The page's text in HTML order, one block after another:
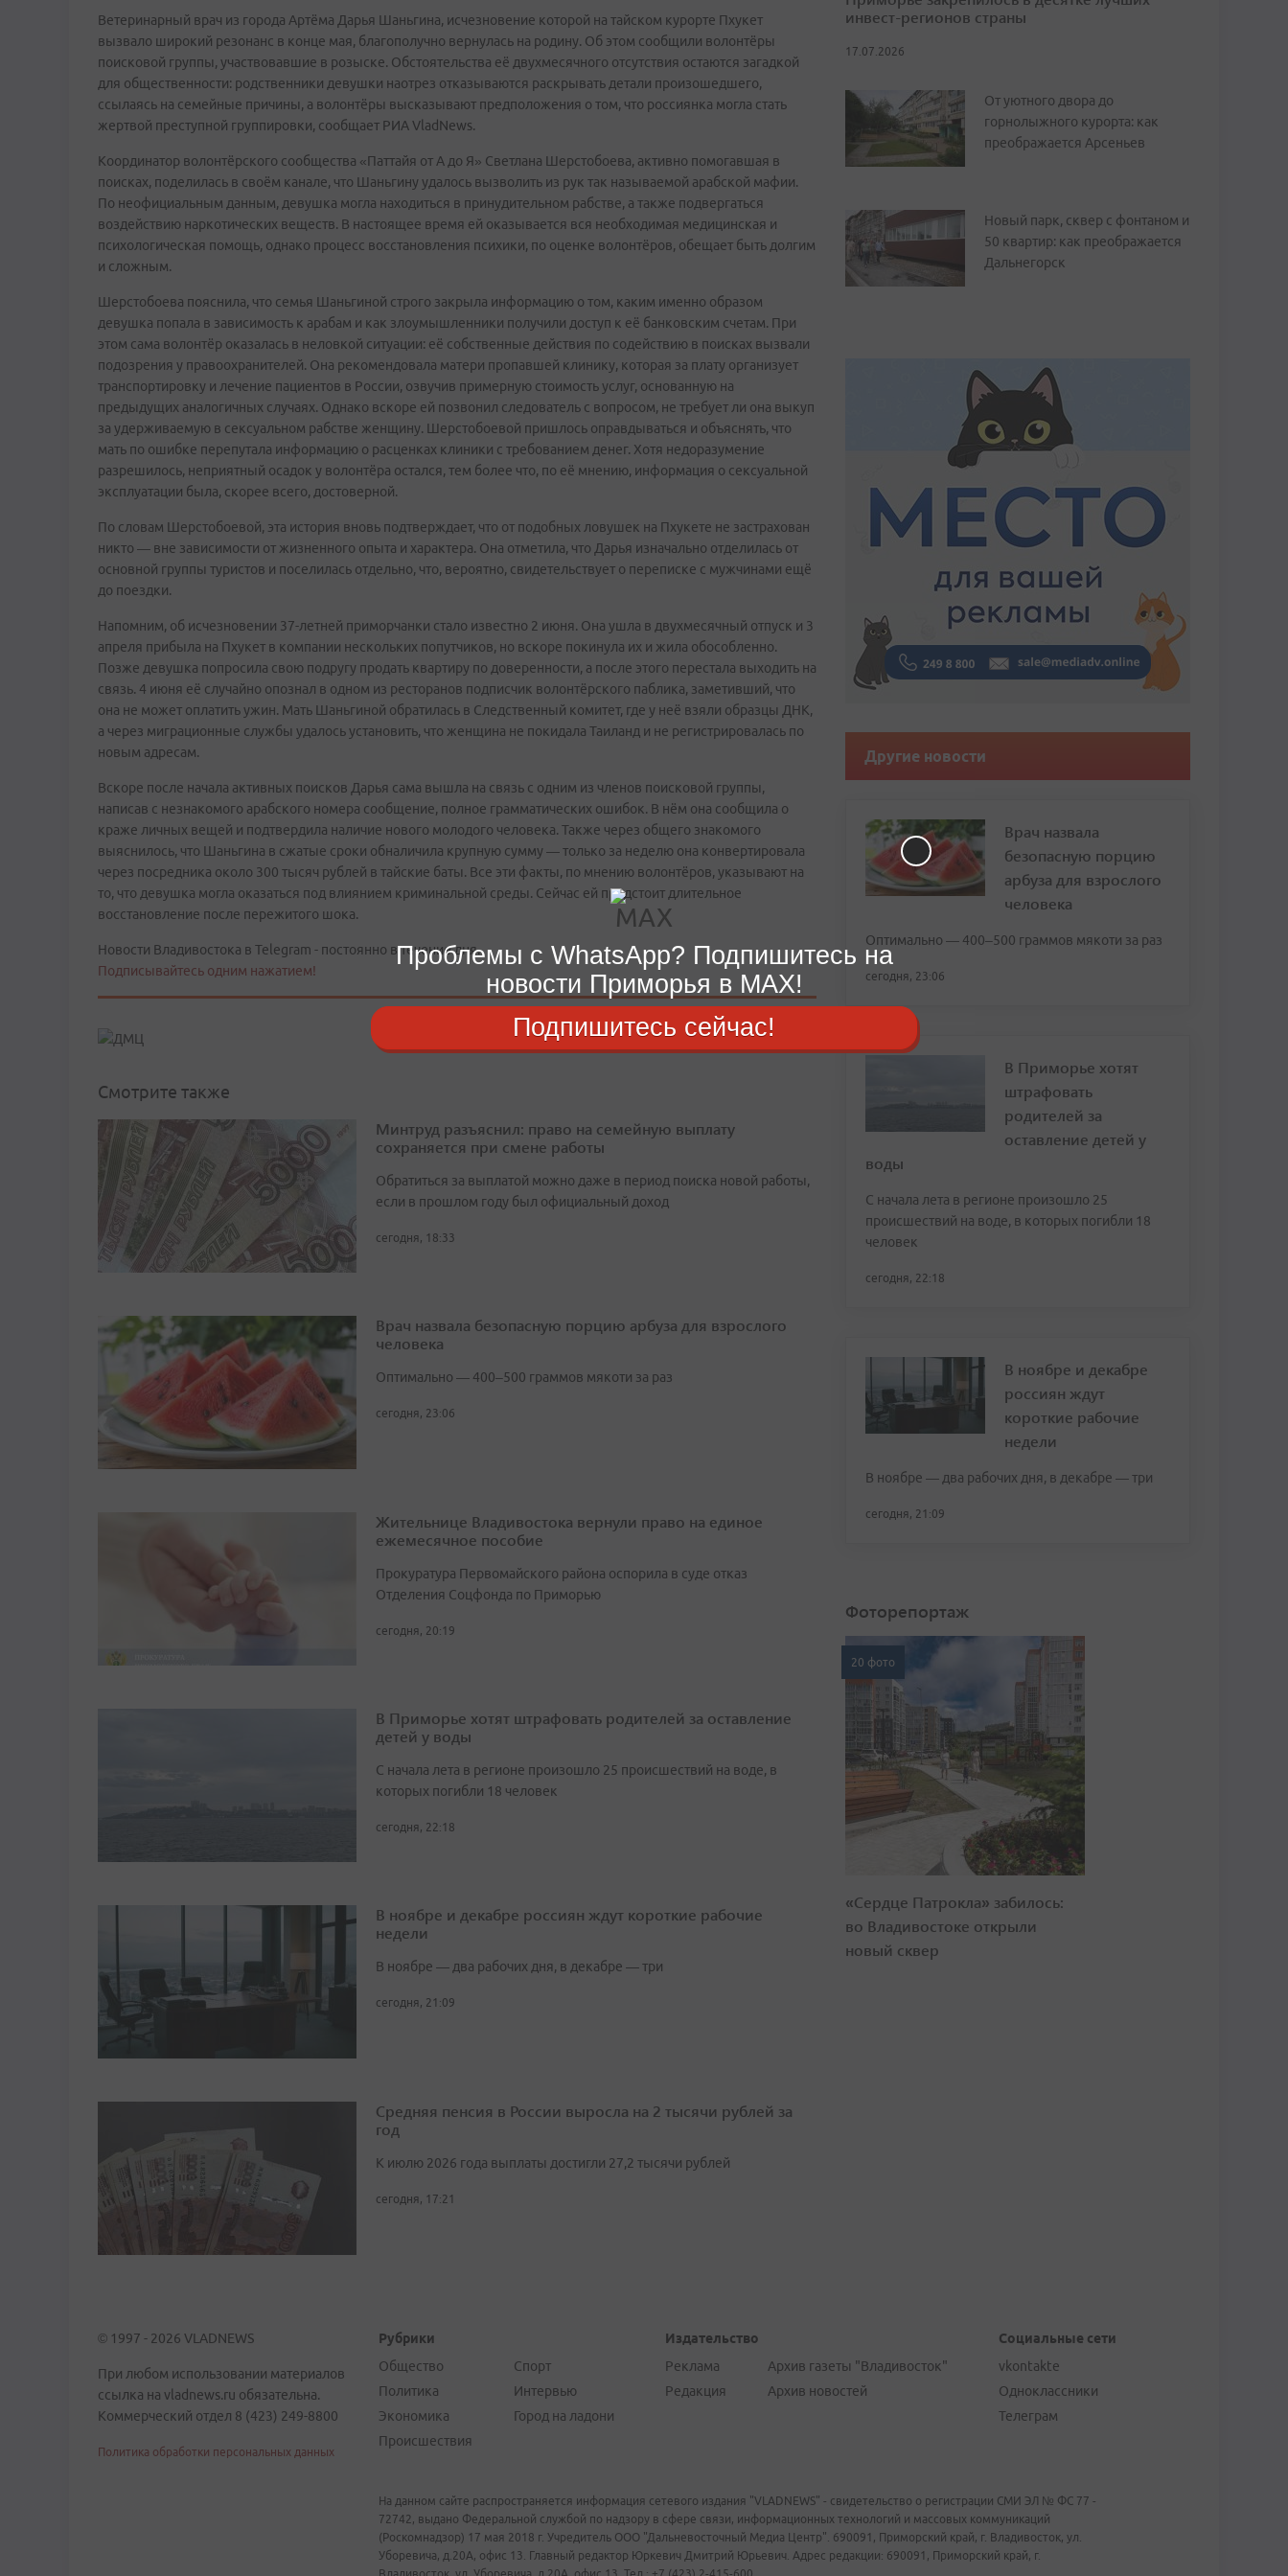
Ветеринарный врач из города Артёма Дарья Шаньгина, исчезновение которой на тайском курорте Пхукет
вызвало широкий резонанс в конце мая, благополучно вернулась на родину. Об этом сообщили волонтёры
поисковой группы, участвовавшие в розыске. Обстоятельства её двухмесячного отсутствия остаются загадкой
для общественности: родственники девушки наотрез отказываются раскрывать детали произошедшего,
ссылаясь на семейные причины, а волонтёры высказывают предположения о том, что россиянка могла стать
жертвой преступной группировки, сообщает РИА VladNews.
Координатор волонтёрского сообщества «Паттайя от А до Я» Светлана Шерстобоева, активно помогавшая в
поисках, поделилась в своём канале, что Шаньгину удалось вызволить из рук так называемой арабской мафии.
По неофициальным данным, девушка могла находиться в принудительном рабстве, а также подвергаться
воздействию наркотических веществ. В настоящее время ей оказывается вся необходимая медицинская и
психологическая помощь, однако процесс восстановления психики, по оценке волонтёров, обещает быть долгим
и сложным.
Шерстобоева пояснила, что семья Шаньгиной строго закрыла информацию о том, каким именно образом
девушка попала в зависимость к арабам и как злоумышленники получили доступ к её банковским счетам. При
этом сама волонтёр оказалась в неловкой ситуации: её собственные действия по содействию в поисках вызвали
подозрения у правоохранителей. Она рекомендовала матери пропавшей клинику, которая за плату организует
транспортировку и лечение пациентов в России, озвучив примерную стоимость услуг, основанную на
предыдущих аналогичных случаях. Однако вскоре ей позвонил следователь с вопросом, не требует ли она выкуп
за удерживаемую в сексуальном рабстве женщину. Шерстобоевой пришлось оправдываться и объяснять, что
мать по ошибке перепутала информацию о расценках клиники с требованием денег. Хотя недоразумение
разрешилось, неприятный осадок у волонтёра остался, тем более что, по её мнению, информация о сексуальной
эксплуатации была, скорее всего, достоверной.
По словам Шерстобоевой, эта история вновь подтверждает, что от подобных ловушек на Пхукете не застрахован
никто — вне зависимости от жизненного опыта и характера. Она отметила, что Дарья изначально отделилась от
основной группы туристов и поселилась отдельно, что, вероятно, свидетельствует о переписке с мужчинами ещё
до поездки.
Напомним, об исчезновении 37-летней приморчанки стало известно 2 июня. Она ушла в двухмесячный отпуск и 3
апреля прибыла на Пхукет в компании нескольких попутчиков, но вскоре покинула их и жила обособленно.
Позже девушка попросила свою подругу продать квартиру по доверенности, а после этого перестала выходить на
связь. 4 июня её случайно опознал в одном из ресторанов подписчик волонтёрского паблика, заметивший, что
она не может оплатить ужин. Мать Шаньгиной обратилась в Следственный комитет, где у неё взяли образцы ДНК,
а через миграционные службы удалось установить, что женщина не покидала Таиланд и не регистрировалась по
новым адресам.
Вскоре после начала активных поисков Дарья сама вышла на связь с одним из членов поисковой группы,
написав с незнакомого арабского номера сообщение, полное грамматических ошибок. В нём она сообщила о
краже личных вещей и подтвердила наличие нового молодого человека. Также через общего знакомого
выяснилось, что Шаньгина в сжатые сроки обналичила крупную сумму — только за неделю она конвертировала
через посредника около 300 тысяч рублей в тайские баты. Все эти факты, по мнению волонтёров, указывают на
то, что девушка могла оказаться под влиянием криминальной среды. Сейчас ей предстоит длительное
восстановление после пережитого шока.
Новости Владивостока в Telegram - постоянно в течение дня.
Подписывайтесь одним нажатием!
Смотрите также
Минтруд разъяснил: право на семейную выплату
сохраняется при смене работы
Обратиться за выплатой можно даже в период поиска новой работы,
если в прошлом году был официальный доход
сегодня, 18:33
Врач назвала безопасную порцию арбуза для взрослого
человека
Оптимально — 400–500 граммов мякоти за раз
сегодня, 23:06
Жительнице Владивостока вернули право на единое
ежемесячное пособие
Прокуратура Первомайского района оспорила в суде отказ
Отделения Соцфонда по Приморью
сегодня, 20:19
В Приморье хотят штрафовать родителей за оставление
детей у воды
С начала лета в регионе произошло 25 происшествий на воде, в
которых погибли 18 человек
сегодня, 22:18
В ноябре и декабре россиян ждут короткие рабочие
недели
В ноябре — два рабочих дня, в декабре — три
сегодня, 21:09
Средняя пенсия в России выросла на 2 тысячи рублей за
год
К июлю 2026 года выплаты достигли 27,2 тысячи рублей
сегодня, 17:21
инвест-регионов страны
17.07.2026
От уютного двора до
горнолыжного курорта: как
преображается Арсеньев
Новый парк, сквер с фонтаном и
50 квартир: как преображается
Дальнегорск
Другие новости
Врач назвала
безопасную порцию
арбуза для взрослого
человека
Оптимально — 400–500 граммов мякоти за раз
сегодня, 23:06
В Приморье хотят
штрафовать
родителей за
оставление детей у
воды
С начала лета в регионе произошло 25
происшествий на воде, в которых погибли 18
человек
сегодня, 22:18
В ноябре и декабре
россиян ждут
короткие рабочие
недели
В ноябре — два рабочих дня, в декабре — три
сегодня, 21:09
Фоторепортаж
20 фото
«Сердце Патрокла» забилось:
во Владивостоке открыли
новый сквер
© 1997 - 2026 VLADNEWS
При любом использовании материалов
ссылка на vladnews.ru обязательна.
Коммерческий отдел 8 (423) 249-8800
Политика обработки персональных данных
Рубрики
Общество
Политика
Экономика
Происшествия
Спорт
Интервью
Город на ладони
Издательство
Реклама
Редакция
Архив газеты "Владивосток"
Архив новостей
Социальные сети
vkontakte
Одноклассники
Телеграм
На данном сайте распространяется информация сетевого издания "VLADNEWS" - свидетельство о регистрации СМИ ЭЛ № ФС 77 -
72742, выдано Федеральной службой по надзору в сфере связи, информационных технологий и массовых коммуникаций
(Роскомнадзор) 17 мая 2018 г. Учредитель ООО "Дальневосточный Медиа Центр". 690091, Приморский край, г. Владивосток, ул.
Уборевича, д.20А, офис 13. Главный редактор Юркевич Дмитрий Юрьевич. Адрес редакции: 690091, Приморский край, г.
Проблемы с WhatsApp? Подпишитесь на
новости Приморья в MAX!
Подпишитесь сейчас!